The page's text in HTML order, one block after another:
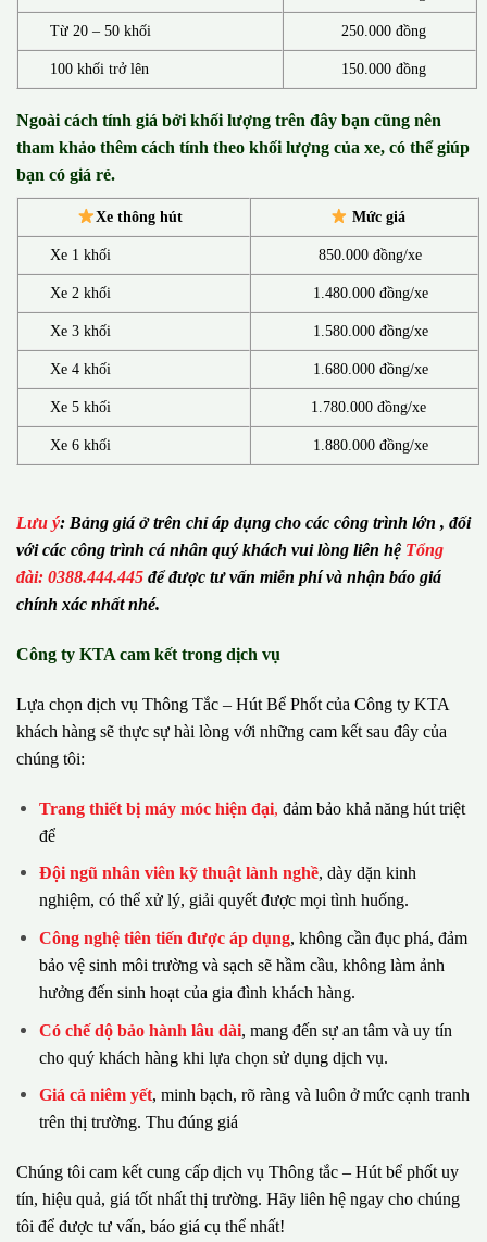
Từ 20 – 50 khối 250.000 đồng
100 khối trở lên 150.000 đồng
Ngoài cách tính giá bởi khối lượng trên đây bạn cũng nên
tham khảo thêm cách tính theo khối lượng của xe, có thể giúp
bạn có giá rẻ.
Xe thông hút Mức giá
Xe 1 khối 850.000 đồng/xe
Xe 2 khối 1.480.000 đồng/xe
Xe 3 khối 1.580.000 đồng/xe
Xe 4 khối 1.680.000 đồng/xe
Xe 5 khối 1.780.000 đồng/xe
Xe 6 khối 1.880.000 đồng/xe
Lưu ý: Bảng giá ở trên chỉ áp dụng cho các công trình lớn , đối
với các công trình cá nhân quý khách vui lòng liên hệ Tổng
đài: 0388.444.445 để được tư vấn miễn phí và nhận báo giá
chính xác nhất nhé.
Công ty KTA cam kết trong dịch vụ
Lựa chọn dịch vụ Thông Tắc – Hút Bể Phốt của Công ty KTA
khách hàng sẽ thực sự hài lòng với những cam kết sau đây của
chúng tôi:
Trang thiết bị máy móc hiện đại, đảm bảo khả năng hút triệt
để
Đội ngũ nhân viên kỹ thuật lành nghề, dày dặn kinh
nghiệm, có thể xử lý, giải quyết được mọi tình huống.
Công nghệ tiên tiến được áp dụng, không cần đục phá, đảm
bảo vệ sinh môi trường và sạch sẽ hầm cầu, không làm ảnh
hưởng đến sinh hoạt của gia đình khách hàng.
Có chế dộ bảo hành lâu dài, mang đến sự an tâm và uy tín
cho quý khách hàng khi lựa chọn sử dụng dịch vụ.
Giá cả niêm yết, minh bạch, rõ ràng và luôn ở mức cạnh tranh
trên thị trường. Thu đúng giá
Chúng tôi cam kết cung cấp dịch vụ Thông tắc – Hút bể phốt uy
tín, hiệu quả, giá tốt nhất thị trường. Hãy liên hệ ngay cho chúng
tôi để được tư vấn, báo giá cụ thể nhất!